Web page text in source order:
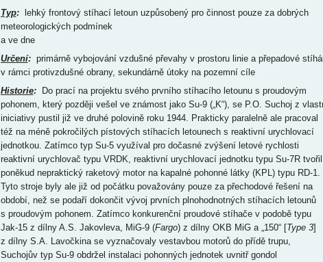
Typ:lehký frontový stíhací letoun uzpůsobený pro činnost pouze za dobrých
meteorologických podmínek
a ve dne
Určení:primárně vybojování vzdušné převahy v prostoru linie a přepadové
v rámci protivzdušné obrany, sekundárně útoky na pozemní cíle
Historie:Do prací na projektu svého prvního stíhacího letounu s proudovým
pohonem, který později vešel ve známost jako Su-9 („K“), se P.O. Suchoj z
iniciativy pustil již ve druhé polovině roku 1944. Prakticky paralelně ale pracoval
též na méně pokročilých pístových stíhacích letounech s reaktivní urychlovací
jednotkou. Zatímco typ Su-5 využíval pro dočasné zvýšení letové rychlosti
reaktivní urychlovač typu VRDK, reaktivní urychlovací jednotku typu Su-7R tvořil
poněkud nepraktický raketový motor na kapalné pohonné látky (KPL) typu RD-1.
Tyto stroje byly ale již od počátku považovány pouze za přechodové řešení na
období, než se podaří dokončit vývoj prvních plnohodnotných stíhacích letounů
s proudovým pohonem. Zatímco konkurenční proudové stíhače v podobě typu
Jak-15 z dílny A.S. Jakovleva, MiG-9 (Fargo) z dílny OKB MiG a „150“ [Type 3]
z dílny S.A. Lavočkina se vyznačovaly vestavbou motorů do přídě trupu,
Suchojův typ Su-9 obdržel instalaci pohonných jednotek uvnitř gondol